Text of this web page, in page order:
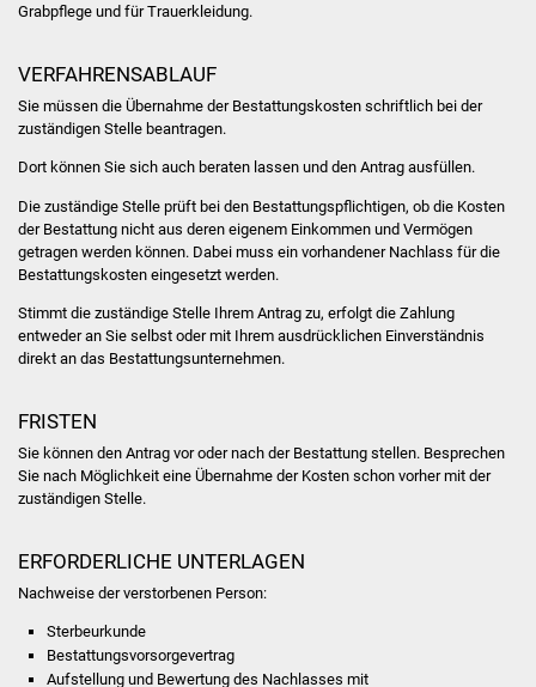
Kirchen
Lokale Agenda
Jugendhaus
Familienzentrum
Suenergie
Gesundheit und Notfall
Grabpflege und für Trauerkleidung.
VERFAHRENSABLAUF
Sie müssen die Übernahme der Bestattungskosten schriftlich bei der
zuständigen Stelle beantragen.
Dort können Sie sich auch beraten lassen und den Antrag ausfüllen.
Die zuständige Stelle prüft bei den Bestattungspflichtigen, ob die Kosten
der Bestattung nicht aus deren eigenem Einkommen und Vermögen
getragen werden können. Dabei muss ein vorhandener Nachlass für die
Bestattungskosten eingesetzt werden.
Stimmt die zuständige Stelle Ihrem Antrag zu, erfolgt die Zahlung
entweder an Sie selbst oder mit Ihrem ausdrücklichen Einverständnis
direkt an das Bestattungsunternehmen.
FRISTEN
Sie können den Antrag vor oder nach der Bestattung stellen. Besprechen
Sie nach Möglichkeit eine Übernahme der Kosten schon vorher mit der
zuständigen Stelle.
ERFORDERLICHE UNTERLAGEN
Nachweise der verstorbenen Person:
Sterbeurkunde
Bestattungsvorsorgevertrag
Aufstellung und Bewertung des Nachlasses mit